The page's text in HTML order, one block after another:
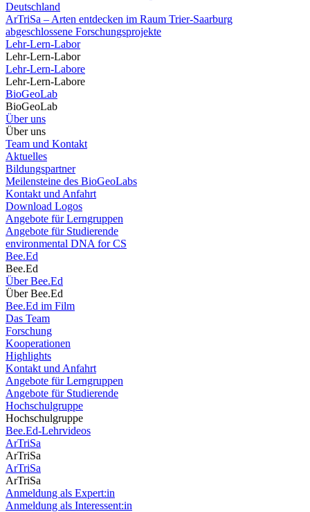
Deutschland
ArTriSa – Arten entdecken im Raum Trier-Saarburg
abgeschlossene Forschungsprojekte
Lehr-Lern-Labor
Lehr-Lern-Labor
Lehr-Lern-Labore
Lehr-Lern-Labore
BioGeoLab
BioGeoLab
Über uns
Über uns
Team und Kontakt
Aktuelles
Bildungspartner
Meilensteine des BioGeoLabs
Kontakt und Anfahrt
Download Logos
Angebote für Lerngruppen
Angebote für Studierende
environmental DNA for CS
Bee.Ed
Bee.Ed
Über Bee.Ed
Über Bee.Ed
Bee.Ed im Film
Das Team
Forschung
Kooperationen
Highlights
Kontakt und Anfahrt
Angebote für Lerngruppen
Angebote für Studierende
Hochschulgruppe
Hochschulgruppe
Bee.Ed-Lehrvideos
ArTriSa
ArTriSa
ArTriSa
ArTriSa
Anmeldung als Expert:in
Anmeldung als Interessent:in